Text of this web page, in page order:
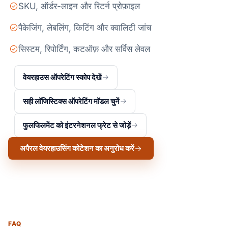
SKU, ऑर्डर-लाइन और रिटर्न प्रोफ़ाइल
पैकेजिंग, लेबलिंग, किटिंग और क्वालिटी जांच
सिस्टम, रिपोर्टिंग, कटऑफ़ और सर्विस लेवल
वेयरहाउस ऑपरेटिंग स्कोप देखें
सही लॉजिस्टिक्स ऑपरेटिंग मॉडल चुनें
फुलफिलमेंट को इंटरनेशनल फ्रेट से जोड़ें
अपैरल वेयरहाउसिंग कोटेशन का अनुरोध करें
FAQ